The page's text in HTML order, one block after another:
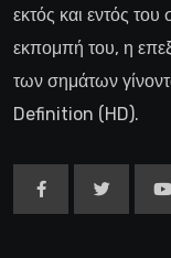
εκτός και εντός του
εκπομπή του, η
των σημάτων
Definition (HD).